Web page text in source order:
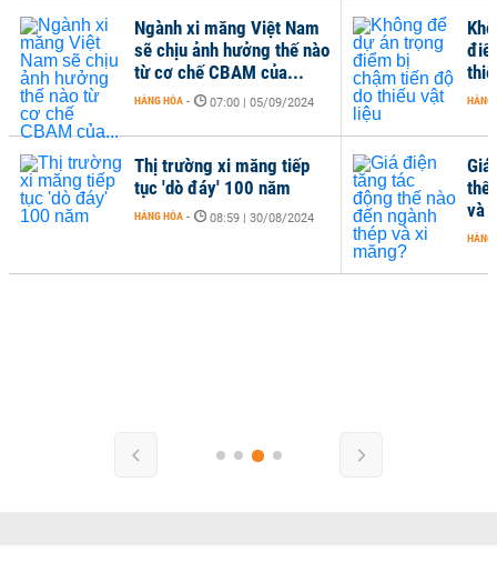
thế
và
HÀNG
Ngành xi măng Việt Nam
sẽ chịu ảnh hưởng thế nào
từ cơ chế CBAM của...
HÀNG HÓA - 07:00 | 05/09/2024
Thị trường xi măng tiếp
tục 'dò đáy' 100 năm
HÀNG HÓA - 08:59 | 30/08/2024
HÀNG